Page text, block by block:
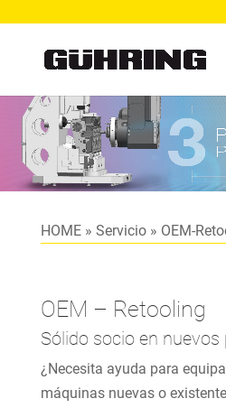
de
HOME» Servicio» OEM-
OEM – Retooling
Sólido socio en nuevos
¿Necesita ayuda para
máquinas nuevas o